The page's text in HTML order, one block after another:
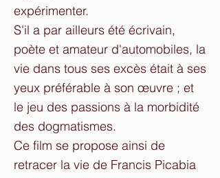
expérimenter.
S'il a par ailleurs été écrivain,
poète et amateur d'automobiles, la
vie dans tous ses excès était à ses
yeux préférable à son œuvre ; et
le jeu des passions à la morbidité
des dogmatismes.
Ce film se propose ainsi de
retracer la vie de Francis Picabia